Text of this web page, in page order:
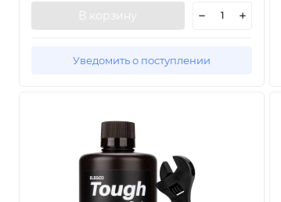
В корзину
Уведомить о поступлении